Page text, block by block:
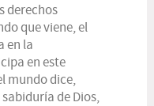
derechos
que viene, el
en la
en este
mundo dice,
de Dios,